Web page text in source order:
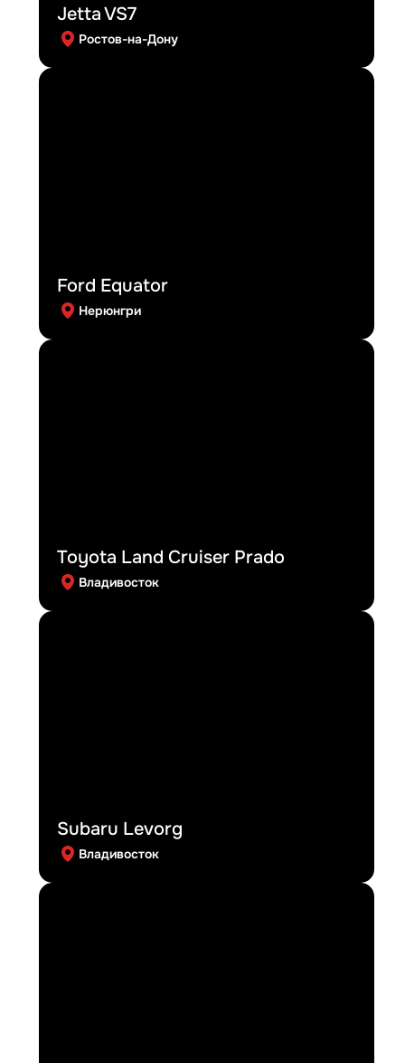
Jetta VS7
Ростов-на-Дону
Ford Equator
Нерюнгри
Toyota Land Cruiser Prado
Владивосток
Subaru Levorg
Владивосток